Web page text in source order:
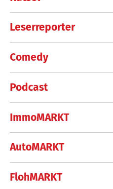
Leserreporter
Comedy
Podcast
ImmoMARKT
AutoMARKT
FlohMARKT